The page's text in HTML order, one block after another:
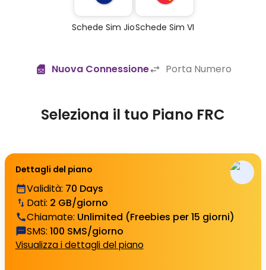
Schede Sim JioSchede Sim VI
Nuova Connessione Porta Numero
Seleziona il tuo Piano FRC
Dettagli del piano
Validità: 70 Days
Dati: 2 GB/giorno
Chiamate: Unlimited (Freebies per 15 giorni)
SMS: 100 SMS/giorno
Visualizza i dettagli del piano